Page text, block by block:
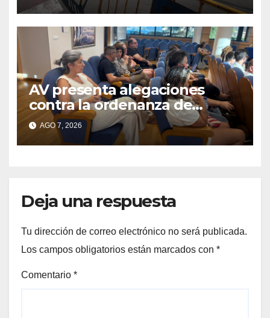
AV presenta alegaciones
contra la ordenanza de
residuos del Morrazo por
considerar que impone
cargas “desproporcionadas”
AGO 7, 2026
Deja una respuesta
Tu dirección de correo electrónico no será publicada.
Los campos obligatorios están marcados con *
Comentario *